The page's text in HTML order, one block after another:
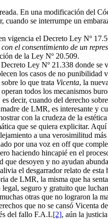
En una modificación del
se interrumpe un
vigencia el Decreto Ley Nº
el consentimiento de un
de la Ley Nº 20.509.
Ley Nº 21.338 donde
los casos de no punibilidad
lo que trata Vicenta, la
todos los mecanismos
decir, cuando del derecho
de LMR, es interesante y
con la crudeza de la
que se quiera explicitar.
a una verosimilitud
por una voz en off que
haciendo hincapié en el
desoyen y no ayudan
el desgarrador relato de
de LMR, la misma que ha
seguro y gratuito que
otras que no lograron la
que no se cansó
del fallo F.A.L[2], aún la